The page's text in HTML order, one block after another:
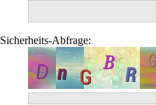
Sicherheits-Abfrage: